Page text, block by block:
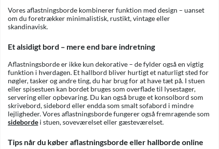
Vores aflastningsborde kombinerer funktion med design – uanset
om du foretrækker minimalistisk, rustikt, vintage eller
skandinavisk.
Et alsidigt bord – mere end bare indretning
Aflastningsborde er ikke kun dekorative – de fylder også en vigtig
funktion i hverdagen. Et hallbord bliver hurtigt et naturligt sted for
nøgler, tasker og andre ting, du har brug for at have tæt på. I stuen
eller spisestuen kan bordet bruges som overflade til lysestager,
servering eller opbevaring. Du kan også bruge et konsolbord som
skrivebord, sidebord eller endda som smalt sofabord i mindre
lejligheder. Vores aflastningsborde fungerer også fremragende som
sideborde i stuen, soveværelset eller gæsteværelset.
Tips når du køber aflastningsborde eller hallborde online